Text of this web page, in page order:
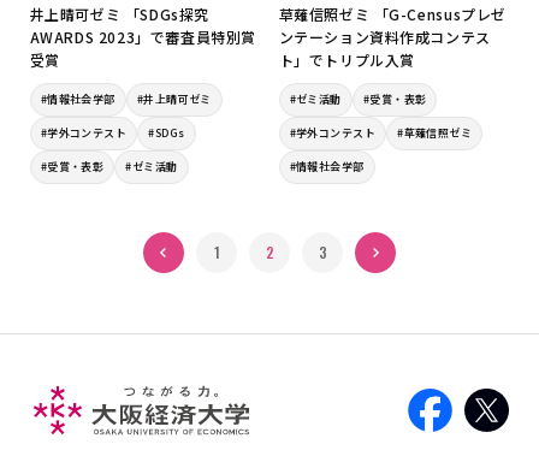
井上晴可ゼミ 「SDGs探究
AWARDS 2023」で審査員特別賞
受賞
#情報社会学部 #井上晴可ゼミ
#学外コンテスト #SDGs
#受賞・表彰 #ゼミ活動
草薙信照ゼミ 「G-Censusプレゼ
ンテーション資料作成コンテス
ト」でトリプル入賞
#ゼミ活動 #受賞・表彰
#学外コンテスト #草薙信照ゼミ
#情報社会学部
1 2 3
次へ »